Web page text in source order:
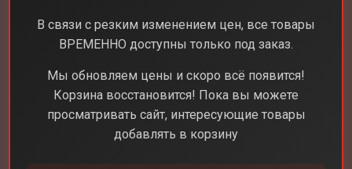
В связи с резким изменением цен, все товары
ВРЕМЕННО доступны только под заказ.
Мы обновляем цены и скоро всё появится!
Корзина восстановится! Пока вы можете
просматривать сайт, интересующие товары
добавлять в корзину